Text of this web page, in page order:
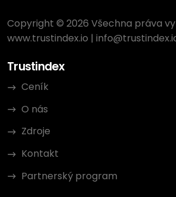
Copyright © 2026 Všechna práva
www.trustindex.io |
Trustindex
Ceník
O nás
Zdroje
Kontakt
Partnerský program